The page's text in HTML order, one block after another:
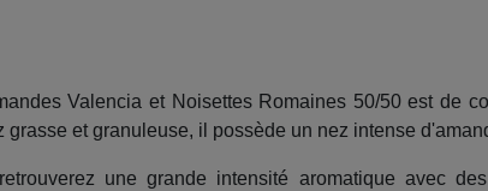
Valencia et Noisettes Romaines 50/50 est de
grasse et granuleuse, il possède un nez intense
une grande intensité aromatique avec